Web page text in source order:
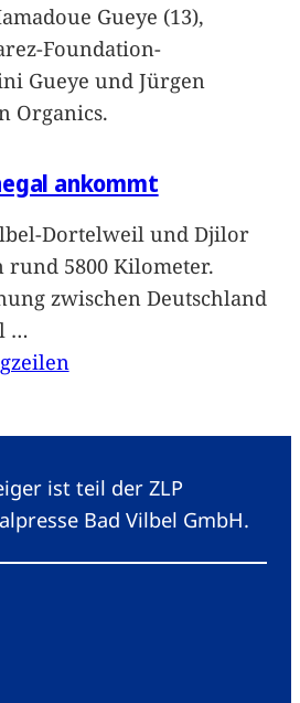
Gueye (13),
Foundation-
Gueye und Jürgen
Organics.
ankommt
Dortelweil und Djilor
rund 5800 Kilometer.
zwischen Deutschland
…
ist teil der ZLP
Bad Vilbel GmbH.